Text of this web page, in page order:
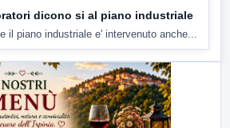
dicono si al piano industriale
il piano industriale e' intervenuto anche...